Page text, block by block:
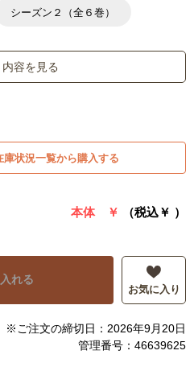
シーズン２（全６巻）
容を見る
庫状況一覧から購入する
本体 ￥ （税込￥ ）
れる
お気に入り
※ご注文の締切日：2026年9月20日
管理番号：46639625